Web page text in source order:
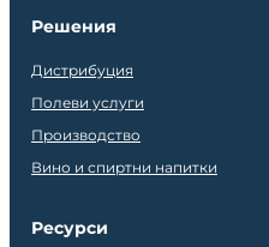
Решения
Дистрибуция
Полеви услуги
Производство
Вино и спиртни напитки
Ресурси